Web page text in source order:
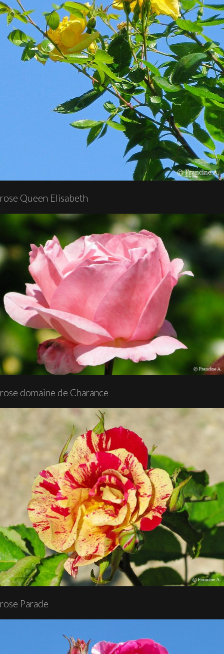
rose Queen Elisabeth
rose domaine de Charance
rose Parade